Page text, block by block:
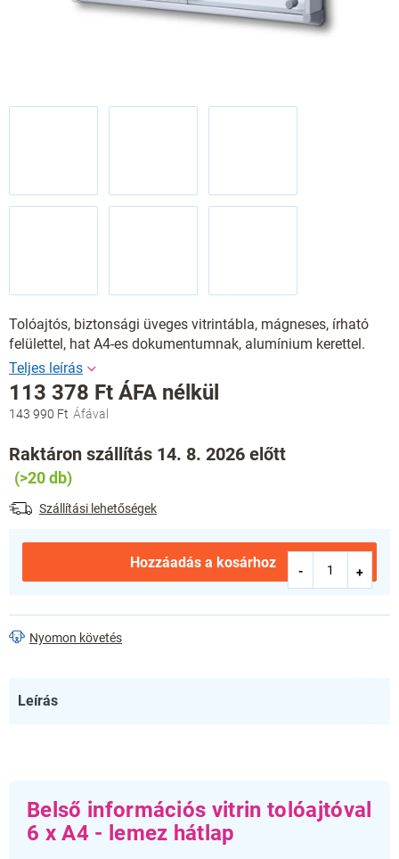
Tolóajtós, biztonsági üveges vitrintábla, mágneses, írható
felülettel, hat A4-es dokumentumnak, alumínium kerettel.
143 990 Ft
113 378 Ft ÁFA nélkül
Egységár:
Raktáron szállítás 14. 8. 2026 előtt
(>20 db)
Szállítási lehetőségek
Hozzáadás a kosárhoz
Nyomon követés
Leírás
Belső információs vitrin tolóajtóval
6 x A4 - lemez hátlap